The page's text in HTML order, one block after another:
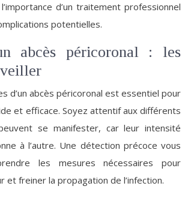
d’un traitement professionnel
potentielles.
abcès péricoronal : les
d’un abcès péricoronal est essentiel pour
et efficace. Soyez attentif aux différents
se manifester, car leur intensité
à l’autre. Une détection précoce vous
les mesures nécessaires pour
et freiner la propagation de l’infection.